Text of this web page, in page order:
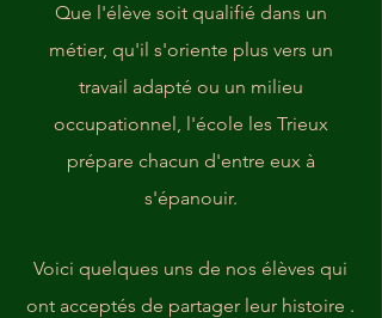
Que l'élève soit qualifié dans un
métier, qu'il s'oriente plus vers un
travail adapté ou un milieu
occupationnel, l'école les Trieux
prépare chacun d'entre eux à
s'épanouir.
Voici quelques uns de nos élèves qui
ont acceptés de partager leur histoire .